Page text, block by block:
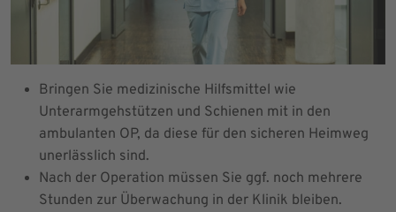
Bringen Sie medizinische Hilfsmittel wie
Unterarmgehstützen und Schienen mit in den
ambulanten OP, da diese für den sicheren Heimweg
unerlässlich sind.
Nach der Operation müssen Sie ggf. noch mehrere
Stunden zur Überwachung in der Klinik bleiben.